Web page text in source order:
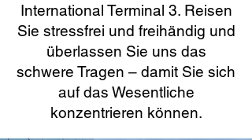
International Terminal 3. Reisen
Sie stressfrei und freihändig und
überlassen Sie uns das
schwere Tragen – damit Sie sich
auf das Wesentliche
konzentrieren können.